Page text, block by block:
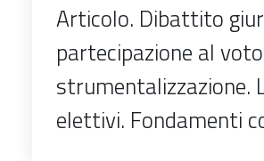
Articolo. Dibattito
partecipazione al
strumentalizzazione.
elettivi. Fondamenti